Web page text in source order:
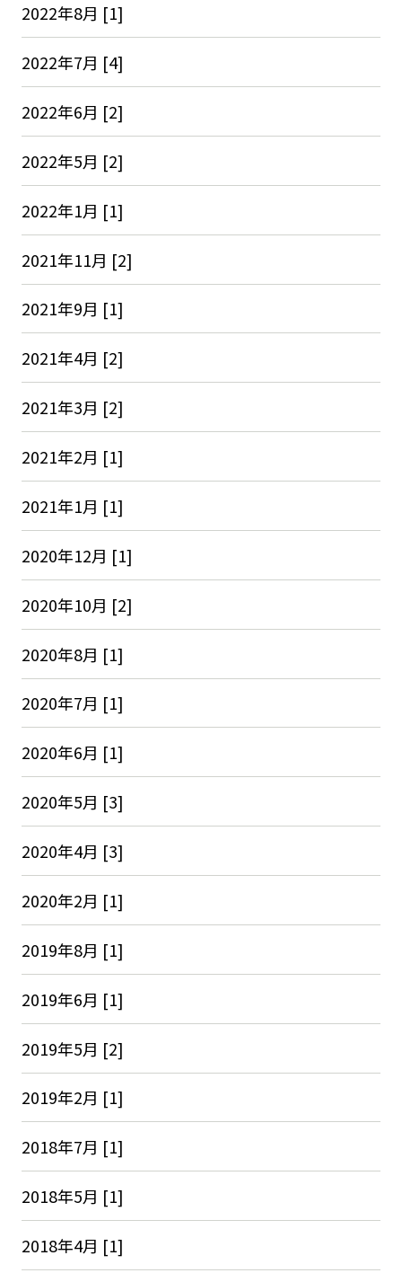
2022年8月 [1]
2022年7月 [4]
2022年6月 [2]
2022年5月 [2]
2022年1月 [1]
2021年11月 [2]
2021年9月 [1]
2021年4月 [2]
2021年3月 [2]
2021年2月 [1]
2021年1月 [1]
2020年12月 [1]
2020年10月 [2]
2020年8月 [1]
2020年7月 [1]
2020年6月 [1]
2020年5月 [3]
2020年4月 [3]
2020年2月 [1]
2019年8月 [1]
2019年6月 [1]
2019年5月 [2]
2019年2月 [1]
2018年7月 [1]
2018年5月 [1]
2018年4月 [1]